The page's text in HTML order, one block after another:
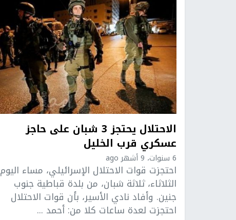
الاحتلال يحتجز 3 شبان على حاجز
عسكري قرب الخليل
6 سنوات، 9 أشهر ago
احتجزت قوات الاحتلال الإسرائيلي، مساء اليوم
الثلاثاء، ثلاثة شبان، من بلدة قباطية جنوب
جنين. وأفاد نادي الأسير، بأن قوات الاحتلال
احتجزت لعدة ساعات كلا من: أحمد ...